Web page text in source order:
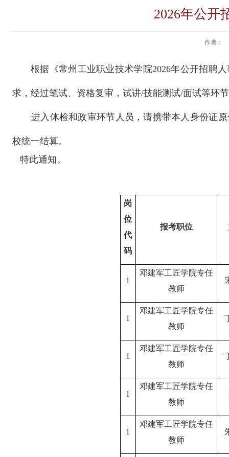
2026年公开
作者：
根据《常州工业职业技术学院2026年公开招聘
求，经过笔试、资格复审，试讲/技能测试/面试等环
进入体检和政审环节人员，请携带本人身份证
校统一结算。
特此通知。
岗
位
代
码
报考职位
1
邓建军工匠学院专任
教师
1
邓建军工匠学院专任
教师
1
邓建军工匠学院专任
教师
1
邓建军工匠学院专任
教师
1
邓建军工匠学院专任
教师